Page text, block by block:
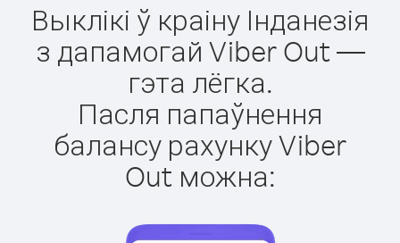
Выклікі ў краіну Інданезія
з дапамогай Viber Out —
гэта лёгка.
Пасля папаўнення
балансу рахунку Viber
Out можна: